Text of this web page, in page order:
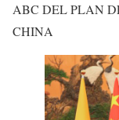
ABC DEL PLAN
CHINA